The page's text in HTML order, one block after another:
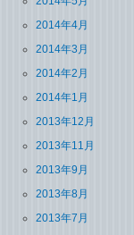
2014年4月
2014年3月
2014年2月
2014年1月
2013年12月
2013年11月
2013年9月
2013年8月
2013年7月